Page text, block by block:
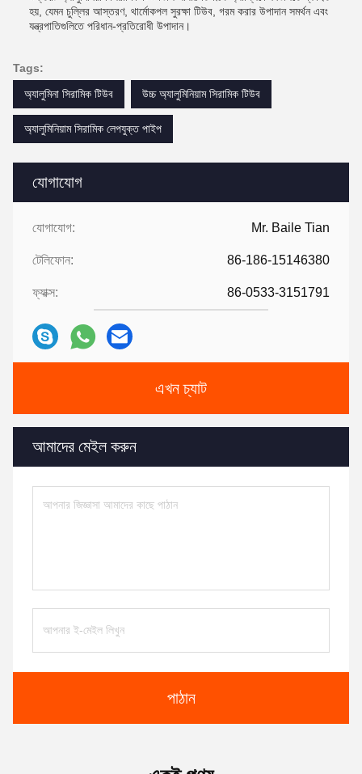
যোগাযোগ
যোগাযোগ: Mr. Baile Tian
টেলিফোন: 86-186-15146380
ফ্যাক্স: 86-0533-3151791
এখন চ্যাট
আমাদের মেইল ​​করুন
পাঠান
হয়, যেমন চুল্লির আস্তরণ, থার্মোকপল সুরক্ষা টিউব, গরম করার উপাদান সমর্থন এবং
যন্ত্রপাতিগুলিতে পরিধান-প্রতিরোধী উপাদান।
Tags:
অ্যালুমিনা সিরামিক টিউব
উচ্চ অ্যালুমিনিয়াম সিরামিক টিউব
অ্যালুমিনিয়াম সিরামিক লেপযুক্ত পাইপ